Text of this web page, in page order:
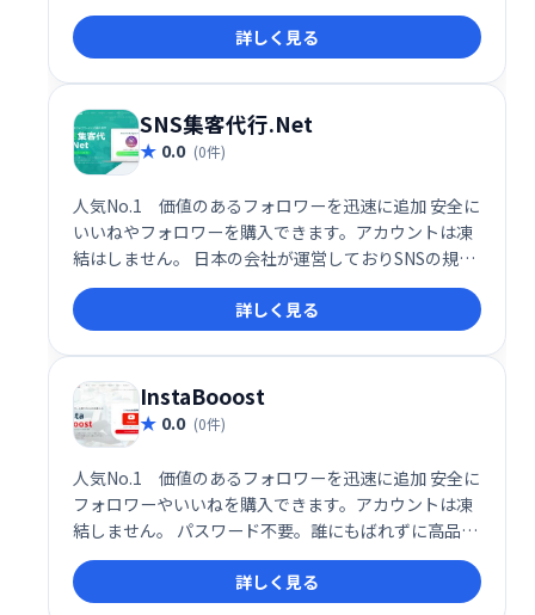
詳しく見る
SNS集客代行.Net
0.0 (0件)
人気No.1 価値のあるフォロワーを迅速に追加 安全に
いいねやフォロワーを購入できます。アカウントは凍
結はしません。 日本の会社が運営しておりSNSの規約
を遵守したサービスです ばれずに自然なフォロワーを
買うことができます。パスワードも不要です。
詳しく見る
InstaBooost
0.0 (0件)
人気No.1 価値のあるフォロワーを迅速に追加 安全に
フォロワーやいいねを購入できます。アカウントは凍
結しません。 パスワード不要。誰にもばれずに高品質
フォロワーを買うことができます。 日本人のスタッフ
で運営されています。詳しく見る